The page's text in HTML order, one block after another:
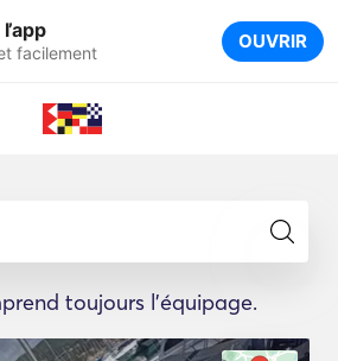
facilement OUVRIR
toujours l'équipage.